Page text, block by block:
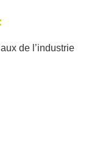
de l’industrie